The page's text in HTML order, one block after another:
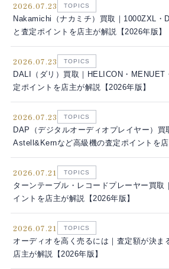
2026.07.23 TOPICS
Nakamichi（ナカミチ）買取｜1000ZXL・
と査定ポイントを店主が解説【2026年版】
2026.07.23 TOPICS
DALI（ダリ）買取｜HELICON・MENUET
定ポイントを店主が解説【2026年版】
2026.07.23 TOPICS
DAP（デジタルオーディオプレイヤー）買
Astell&Kernなど高級機の査定ポイントを店
2026.07.21 TOPICS
ターンテーブル・レコードプレーヤー買取
イントを店主が解説【2026年版】
2026.07.21 TOPICS
オーディオを高く売るには｜査定額が決ま
店主が解説【2026年版】